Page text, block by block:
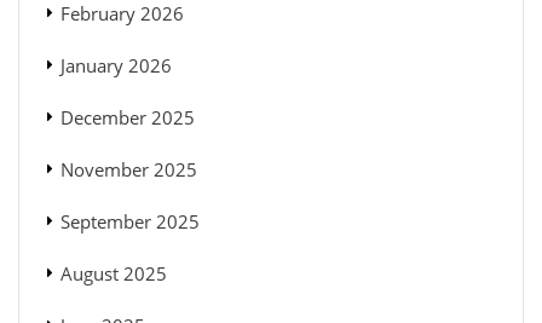
February 2026
January 2026
December 2025
November 2025
September 2025
August 2025